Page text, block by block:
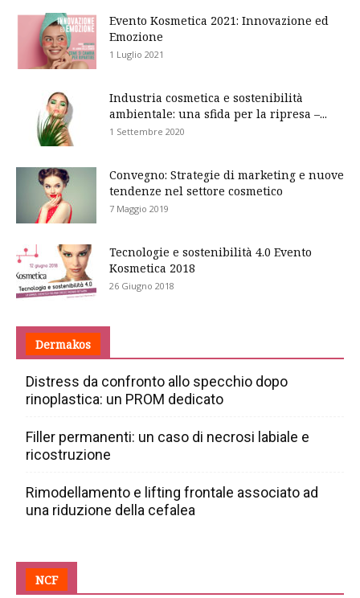
Evento Kosmetica 2021: Innovazione ed
Emozione
1 Luglio 2021
Industria cosmetica e sostenibilità
ambientale: una sfida per la ripresa –...
1 Settembre 2020
Convegno: Strategie di marketing e nuove
tendenze nel settore cosmetico
7 Maggio 2019
Tecnologie e sostenibilità 4.0 Evento
Kosmetica 2018
26 Giugno 2018
Dermakos
Distress da confronto allo specchio dopo
rinoplastica: un PROM dedicato
Filler permanenti: un caso di necrosi labiale e
ricostruzione
Rimodellamento e lifting frontale associato ad
una riduzione della cefalea
NCF